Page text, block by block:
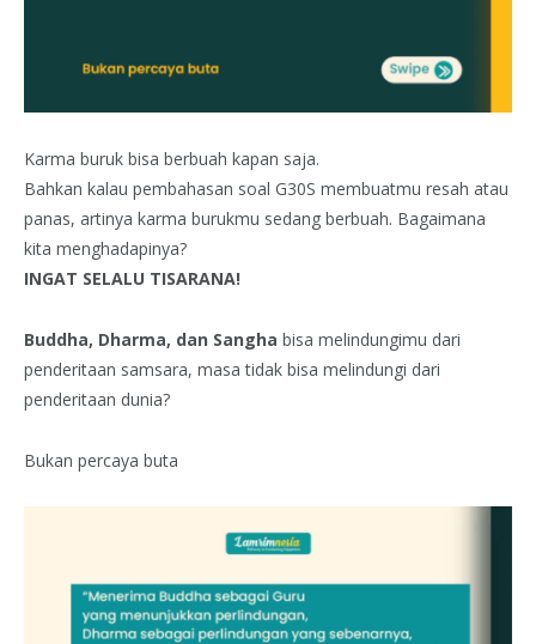
Karma buruk bisa berbuah kapan saja.
Bahkan kalau pembahasan soal G30S membuatmu resah atau
panas, artinya karma burukmu sedang berbuah. Bagaimana
kita menghadapinya?
INGAT SELALU TISARANA!
Buddha, Dharma, dan Sangha bisa melindungimu dari
penderitaan samsara, masa tidak bisa melindungi dari
penderitaan dunia?
Bukan percaya buta